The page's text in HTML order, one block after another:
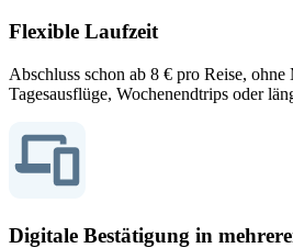
Flexible Laufzeit
Abschluss schon ab 8 € pro Reise,
Tagesausflüge, Wochenendtrips oder
Digitale Bestätigung in